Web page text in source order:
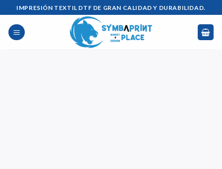
Saltar
al
contenido
IMPRESIÓN TEXTIL DTF DE GRAN CALIDAD Y DURABILIDAD.